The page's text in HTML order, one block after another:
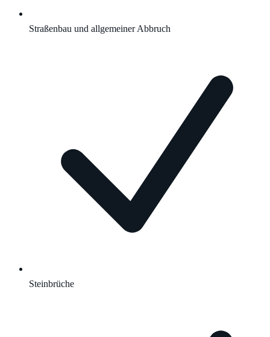
Straßenbau und allgemeiner Abbruch
Steinbrüche